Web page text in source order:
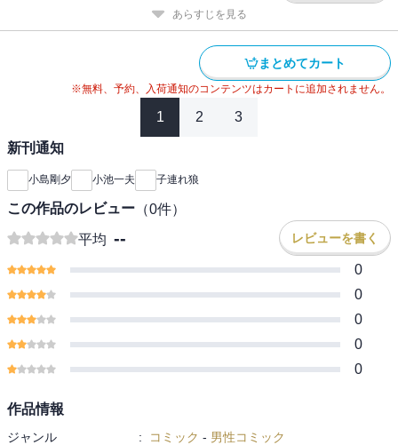
あらすじを見る
まとめてカート
※無料、予約、入荷通知のコンテンツはカートに追加されません。
1 2 3
新刊通知
小島剛夕 小池一夫 子連れ狼
この作品のレビュー （0件）
平均 -- レビューを書く
0
0
0
0
0
作品情報
ジャンル : コミック - 男性コミック